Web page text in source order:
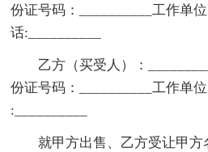
份证号码：__________工作单
话:__________
乙方（买受人）：
份证号码：__________工作单
:__________
就甲方出售、乙方受让甲方